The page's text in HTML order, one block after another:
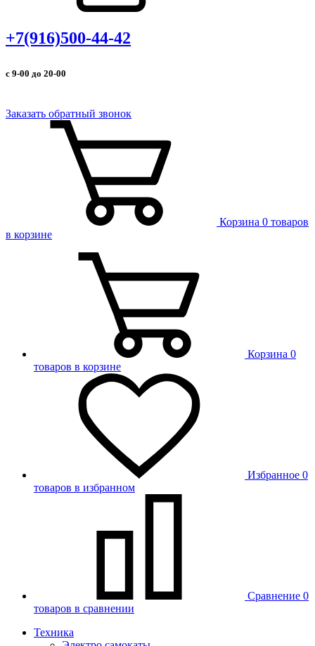
+7(916)500-44-42
с 9-00 до 20-00
Заказать обратный звонок
Корзина 0 товаров
в корзине
Корзина 0
товаров в корзине
Избранное 0
товаров в избранном
Сравнение 0
товаров в сравнении
Техника